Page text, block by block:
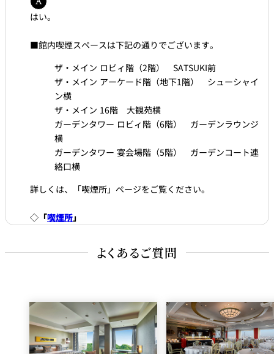
はい。
■館内喫煙スペースは下記の通りでございます。
ザ・メイン ロビィ階（2階） SATSUKI前
ザ・メイン アーケード階（地下1階） シューシャイ
ン横
ザ・メイン 16階 大観苑横
ガーデンタワー ロビィ階（6階） ガーデンラウンジ
横
ガーデンタワー 宴会場階（5階） ガーデンコート連
絡口横
詳しくは、「喫煙所」ページをご覧ください。
◇ 「喫煙所」
よくあるご質問